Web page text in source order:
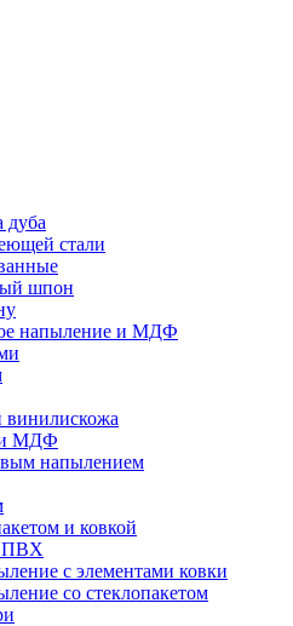
дуба
стали
шпон
напыление и МДФ
винилискожа
МДФ
напылением
и ковкой
ПВХ
с элементами ковки
со стеклопакетом